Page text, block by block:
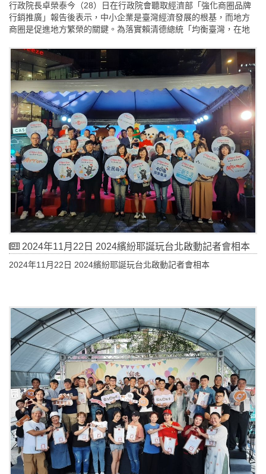
行政院長卓榮泰今（28）日在行政院會聽取經濟部「強化商圈品牌
行銷推廣」報告後表示，中小企業是臺灣經濟發展的根基，而地方
商圈是促進地方繁榮的關鍵。為落實賴清德總統「均衡臺灣，在地
植軟實力，打造國家品牌」願景，本案以觀光為取向，4年匡列8.5
億元，推動商圈品牌的行銷、推廣及輔導。
2024年11月22日 2024繽紛耶誕玩台北啟動記者會相本
2024年11月22日 2024繽紛耶誕玩台北啟動記者會相本